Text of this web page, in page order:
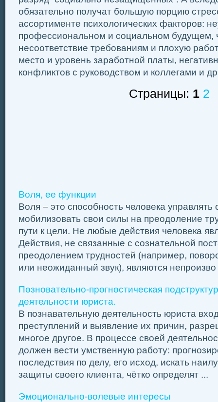
обязательно получат большую порцию
ассортименте психологических факторов:
профессиональном и социальном будущем,
несоответствие требованиям и плохую
место и уровень заработной платы,
конфликтов с руководством и коллегами и
Страницы: 1 2
Воля, ее функции
Воля – это способность человека
мобилизовать свои силы на преодоление
пути к цели. Не любые действия человека
Действия, не связанные с сознательной
преодолением трудностей (например,
или неожиданный звук), являются непроизво
Позновательно-прогностическая
деятельности юриста.
В познавательную деятельность юриста
преступлений и выявление их причин,
многое другое. В процессе своей
должен вести умственную работу:
последствия по делу, его исход, искать
защиты своего клиента, чётко определят ...
Эмоционально-волевые интересы